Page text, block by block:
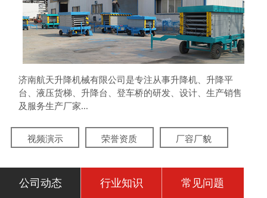
济南航天升降机械有限公司是专注从事升降机、升降平
台、液压货梯、升降台、登车桥的研发、设计、生产销售
及服务生产厂家...
视频演示 荣誉资质 厂容厂貌
公司动态 行业知识 常见问题